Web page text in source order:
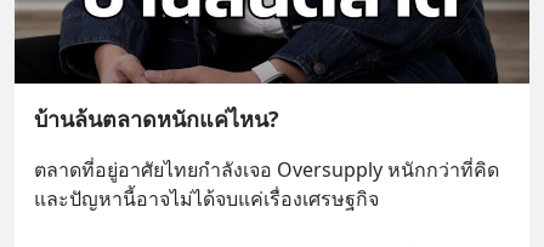
บ้านล้นตลาดหนักแค่ไหน?
ตลาดที่อยู่อาศัยไทยกำลังเจอ Oversupply หนักกว่าที่คิด
และปัญหานี้อาจไม่ได้จบแค่เรื่องเศรษฐกิจ